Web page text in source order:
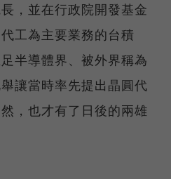
，並在行政院開發基金
工為主要業務的台積
半導體界、被外界稱為
讓當時率先提出晶圓代
，也才有了日後的兩雄